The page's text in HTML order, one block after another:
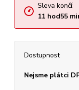
Sleva končí:
11hod55
Dostupnost
Nejsme plátci